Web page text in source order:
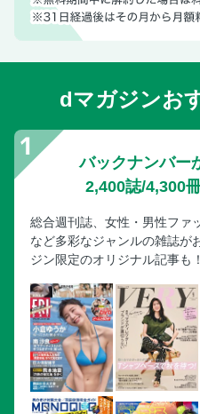
dマガジンお
バックナンバー
2,400誌/4,300
総合週刊誌、女性・男性ファ
など多彩なジャンルの雑誌が
ジン限定のオリジナル記事も！